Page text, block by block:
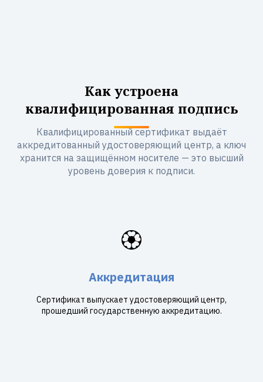
Как устроена
квалифицированная подпись
Квалифицированный сертификат выдаёт
аккредитованный удостоверяющий центр, а ключ
хранится на защищённом носителе — это высший
уровень доверия к подписи.
🏵️
Аккредитация
Сертификат выпускает удостоверяющий центр,
прошедший государственную аккредитацию.